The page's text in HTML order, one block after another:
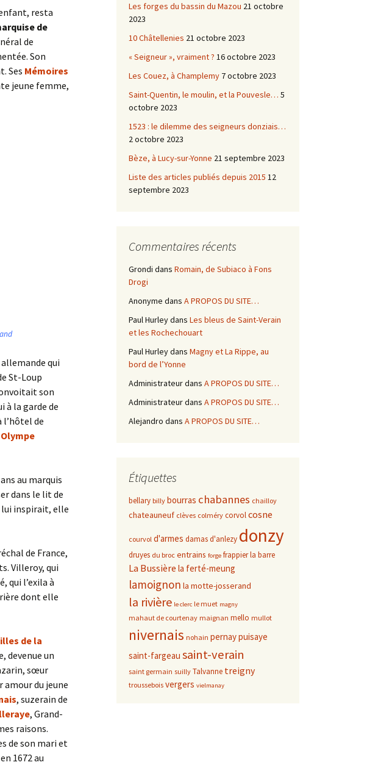
resta
de
de
Son
Ses Mémoires
jeune femme,
qui
St-Loup
son
à la garde de
l’hôtel de
Olympe
au marquis
dans le lit de
lui inspirait, elle
de France,
Villeroy, qui
qui l’exila à
dont elle
de la
devenue un
sœur
amour du jeune
, suzerain de
, Grand-
raisons.
de son mari et
1672 au
Les forges du bassin du Mazou 21 octobre
2023
10 Châtellenies 21 octobre 2023
« Seigneur », vraiment ? 16 octobre 2023
Les Couez, à Champlemy 7 octobre 2023
Saint-Quentin, le moulin, et la Pouvesle… 5
octobre 2023
1523 : le dilemme des seigneurs donziais…
2 octobre 2023
Bèze, à Lucy-sur-Yonne 21 septembre 2023
Liste des articles publiés depuis 2015 12
septembre 2023
Commentaires récents
Grondi dans Romain, de Subiaco à Fons
Drogi
Anonyme dans A PROPOS DU SITE…
Paul Hurleydans Les bleus de Saint-Verain
et les Rochechouart
Paul Hurleydans Magny et La Rippe, au
bord de l’Yonne
Administrateurdans A PROPOS DU SITE…
Administrateurdans A PROPOS DU SITE…
Alejandro dans A PROPOS DU SITE…
Étiquettes
bellary billy bourras chabannes chailloy
chateauneuf clèves colméry corvolcosne
courvol d'armes damas d'anlezy donzy
druyes du broc entrains forge frappierla barre
La Bussière la ferté-meung
lamoignon la motte-josserand
la rivière le clerc le muet magny
mahaut de courtenay maignan mello mullot
nivernais nohain pernaypuisaye
saint-fargeau saint-verain
saint germain suilly Talvanne treigny
troussebois vergers vielmanay